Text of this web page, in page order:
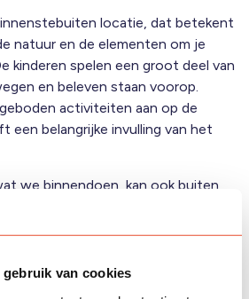
gebruik van cookies
locatie, dat betekent
natuur en de elementen om je
kinderen spelen een groot deel van
en beleven staan voorop.
activiteiten aan op de
een belangrijke invulling van het
we binnendoen, kan ook buiten
activiteiten, kijken naar het